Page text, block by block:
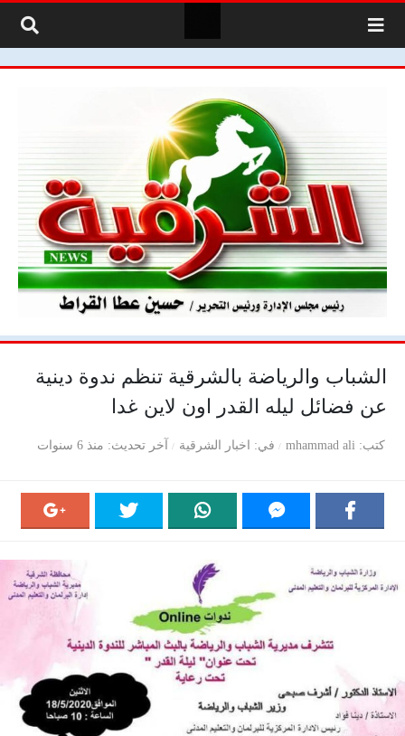
الشباب والرياضة بالشرقية تنظم ندوة دينية
عن فضائل ليله القدر اون لاين غدا
كتب mhammad ali في اخبار الشرقية آخر تحديث منذ 6 سنوات